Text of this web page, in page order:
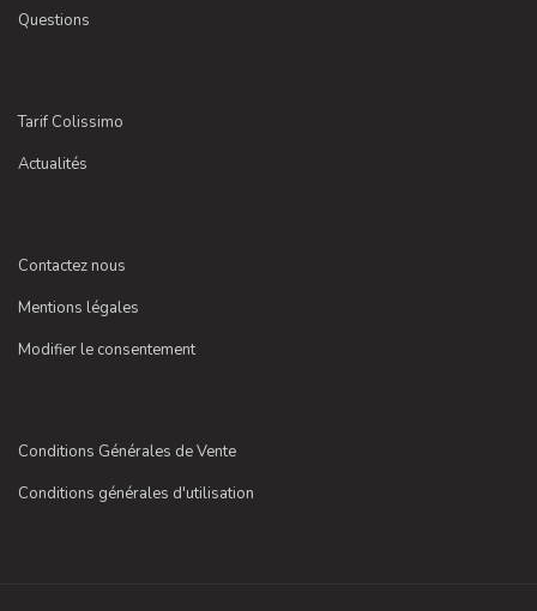
Questions
Tarif Colissimo
Actualités
Contactez nous
Mentions légales
Modifier le consentement
Conditions Générales de Vente
Conditions générales d'utilisation